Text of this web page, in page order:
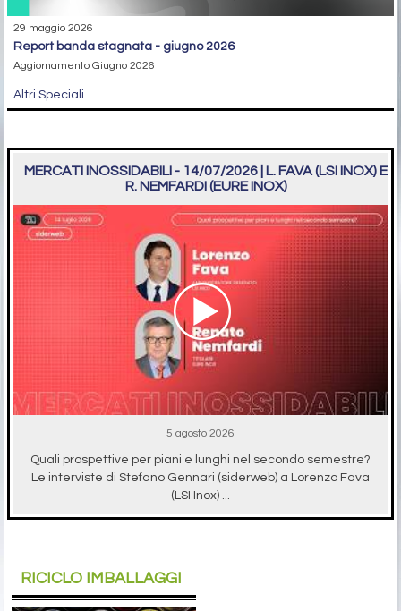
29 maggio 2026
report banda stagnata - giugno 2026
Aggiornamento Giugno 2026
Altri Speciali
MERCATI INOSSIDABILI - 14/07/2026 | L. FAVA (LSI INOX) E
R. NEMFARDI (EURE INOX)
5 agosto 2026
Quali prospettive per piani e lunghi nel secondo semestre?
Le interviste di Stefano Gennari (siderweb) a Lorenzo Fava
(LSI Inox) ...
RICICLO IMBALLAGGI